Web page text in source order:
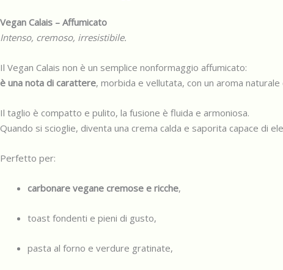
Vegan Calais – Affumicato
Intenso, cremoso, irresistibile.
Il Vegan Calais non è un semplice nonformaggio affumicato:
è una nota di carattere, morbida e vellutata, con un aroma
Il taglio è compatto e pulito, la fusione è fluida e armoniosa.
Quando si scioglie, diventa una crema calda e saporita capace di
Perfetto per:
carbonare vegane cremose e ricche,
toast fondenti e pieni di gusto,
pasta al forno e verdure gratinate,